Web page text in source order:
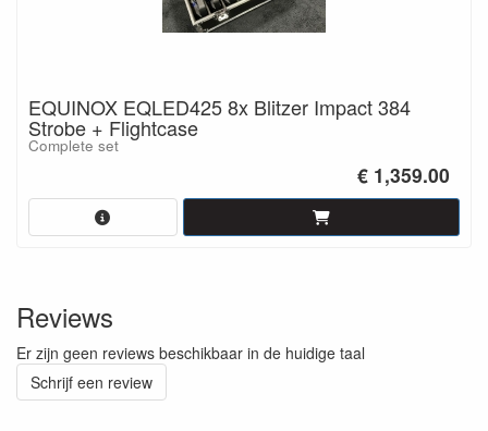
EQUINOX EQLED425 8x Blitzer Impact 384
Strobe + Flightcase
Complete set
€ 1,359.00
Reviews
Er zijn geen reviews beschikbaar in de huidige taal
Schrijf een review